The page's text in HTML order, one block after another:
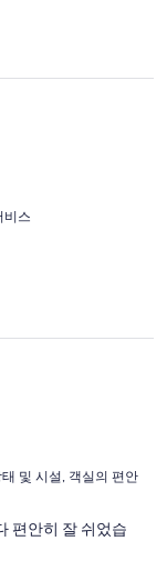
비스
및 시설, 객실의 편안
편안히 잘 쉬었습